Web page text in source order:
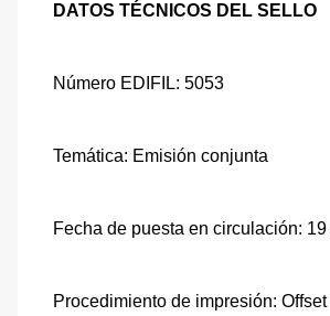
DATOS TÉCNICOS DEL SELLO
Número EDIFIL: 5053
Temática: Emisión conjunta
Fecha de puesta en circulación:
Procedimiento de impresión: Offset